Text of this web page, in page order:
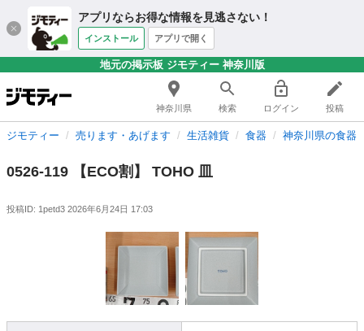
アプリならお得な情報を見逃さない！
インストール アプリで開く
地元の掲示板 ジモティー 神奈川版
神奈川県 検索 ログイン 投稿
ジモティー 売ります・あげます 生活雑貨 食器 神奈川県の食器
0526-119 【ECO割】 TOHO 皿
投稿ID: 1petd3 2026年6月24日 17:03